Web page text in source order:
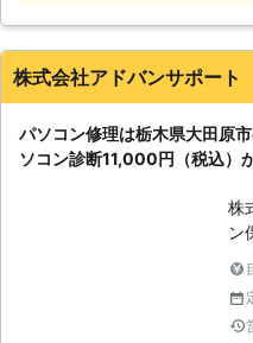
気軽
実
客
さ
付
し
わ
株式会社アドバンサポート
パソコン修理は栃木県大田原
ソコン診断11,000円（税込）
株
ン
点
ート
ら